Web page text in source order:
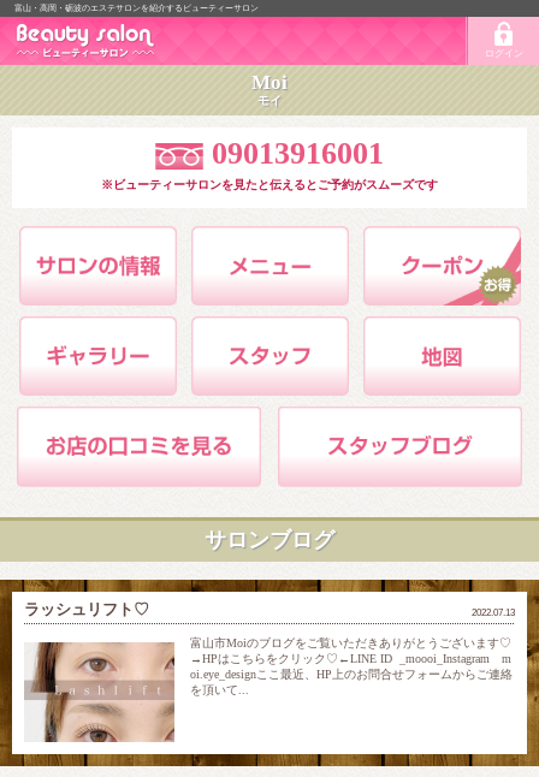
富山・高岡・砺波のエステサロンを紹介するビューティーサロン
ログイン
Moi
モイ
09013916001
※ビューティーサロンを見たと伝えるとご予約がスムーズです
サロンブログ
2022.07.13
ラッシュリフト♡
富山市Moiのブログをご覧いただきありがとうございます♡
→HPはこちらをクリック♡←LINE ID _moooi_Instagram m
oi.eye_designここ最近、HP上のお問合せフォームからご連絡
を頂いて...